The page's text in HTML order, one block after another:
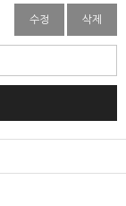
수정 삭제